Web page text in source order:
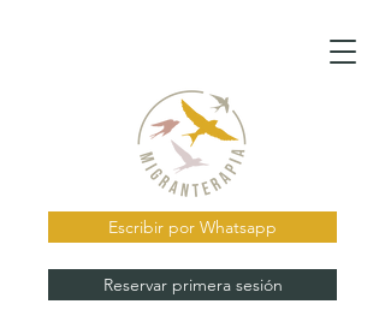
Escribir por Whatsapp
Reservar primera sesión